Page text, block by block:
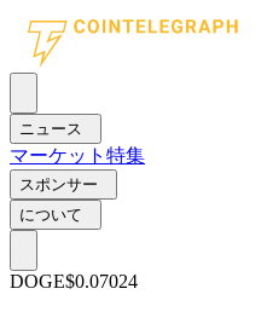
ニュース
マーケット 特集
スポンサー
について
DOGE$0.07024